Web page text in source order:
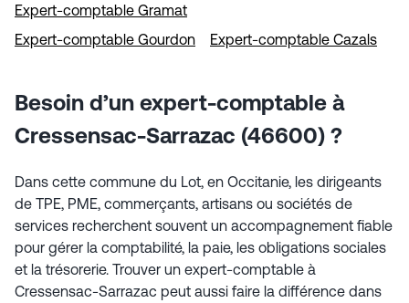
Expert-comptable Gramat
Expert-comptable Gourdon
Expert-comptable Cazals
Besoin d’un expert-comptable à
Cressensac-Sarrazac (46600) ?
Dans cette commune du Lot, en Occitanie, les dirigeants
de TPE, PME, commerçants, artisans ou sociétés de
services recherchent souvent un accompagnement fiable
pour gérer la comptabilité, la paie, les obligations sociales
et la trésorerie. Trouver un expert-comptable à
Cressensac-Sarrazac peut aussi faire la différence dans